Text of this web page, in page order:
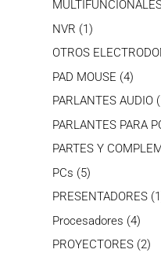
NVR 11
producto
OTROS
PAD MOUSE 44
PARLANTES AUDIO
PARLANTES PARA
PARTES Y
PCs 55
productos
PRESENTADORES 1
Procesadores 44
PROYECTORES 22